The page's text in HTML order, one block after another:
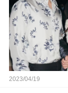
2023/04/19